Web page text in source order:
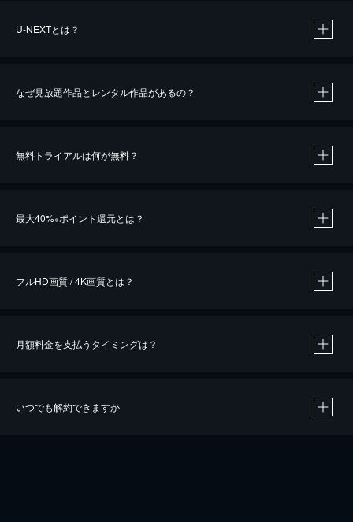
U-NEXTとは？
なぜ見放題作品とレンタル作品があるの？
無料トライアルは何が無料？
最大40%※ポイント還元とは？
※40％ポイント還元の対象は、クレジットカード決済による作品の購入 / レンタルです。
フルHD画質 / 4K画質とは？
月額料金を支払うタイミングは？
いつでも解約できますか